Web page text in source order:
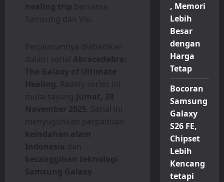
healing trip bersama
Samsung dan Viu.
Perjalanannya diabadikan
dalam serial Abracadabra:
The Galaxy of Ultimate
Healing. Reality series ini
mulai tayang Jumat, 28
November 2025. Serial ini
menyuguhkan perpaduan
keindahan alam
Indonesia dan
kecanggihan teknologi
Samsung Galaxy.
, Memori
Lebih
Besar
dengan
Harga
Tetap
Bocoran
Samsung
Galaxy
S26 FE,
Chipset
Lebih
Kencang
tetapi